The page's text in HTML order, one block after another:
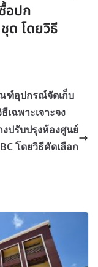
อปก
ด โดยวิธี
ฑ์อุปกรณ์จัดเก็บ
เฉพาะเจาะจง
ปรับปรุงห้องศูนย์
โดยวิธีคัดเลือก